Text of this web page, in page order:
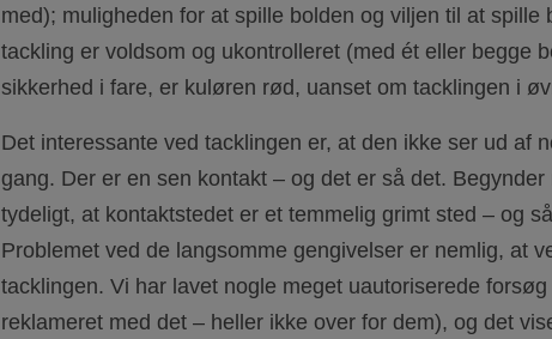
med); muligheden for at spille bolden og viljen til at
tackling er voldsom og ukontrolleret (med ét eller begge
sikkerhed i fare, er kuløren rød, uanset om tacklingen i
Det interessante ved tacklingen er, at den ikke ser ud af
gang. Der er en sen kontakt – og det er så det.
tydeligt, at kontaktstedet er et temmelig grimt sted – og
Problemet ved de langsomme gengivelser er nemlig, at
tacklingen. Vi har lavet nogle meget uautoriserede
reklameret med det – heller ikke over for dem), og det